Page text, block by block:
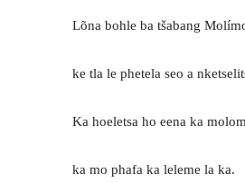
Lõna bohle ba tšabang
ke tla le phetela seo a
Ka hoeletsa ho eena ka
ka mo phafa ka leleme la ka.